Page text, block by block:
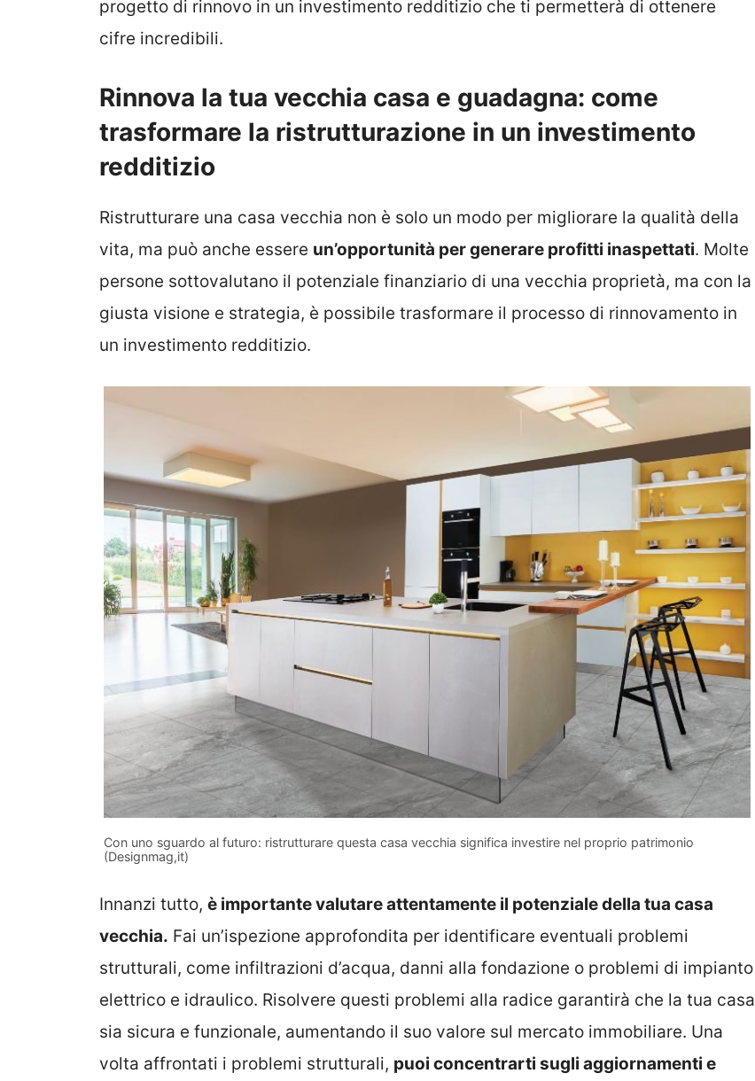
progetto di rinnovo in un investimento redditizio che ti permetterà di ottenere
cifre incredibili.
Rinnova la tua vecchia casa e guadagna: come
trasformare la ristrutturazione in un investimento
redditizio
Ristrutturare una casa vecchia non è solo un modo per migliorare la qualità della
vita, ma può anche essere un’opportunità per generare profitti inaspettati. Molte
persone sottovalutano il potenziale finanziario di una vecchia proprietà, ma con la
giusta visione e strategia, è possibile trasformare il processo di rinnovamento in
un investimento redditizio.
Con uno sguardo al futuro: ristrutturare questa casa vecchia significa investire nel proprio patrimonio
(Designmag,it)
Innanzi tutto, è importante valutare attentamente il potenziale della tua casa
vecchia. Fai un’ispezione approfondita per identificare eventuali problemi
strutturali, come infiltrazioni d’acqua, danni alla fondazione o problemi di impianto
elettrico e idraulico. Risolvere questi problemi alla radice garantirà che la tua casa
sia sicura e funzionale, aumentando il suo valore sul mercato immobiliare. Una
volta affrontati i problemi strutturali, puoi concentrarti sugli aggiornamenti e